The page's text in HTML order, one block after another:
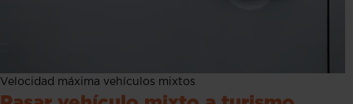
Velocidad máxima vehículos mixtos